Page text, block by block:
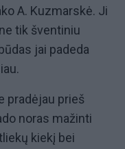
A. Kuzmarskė. Ji
tik šventiniu
jai padeda
pradėjau prieš
noras mažinti
kiekį bei